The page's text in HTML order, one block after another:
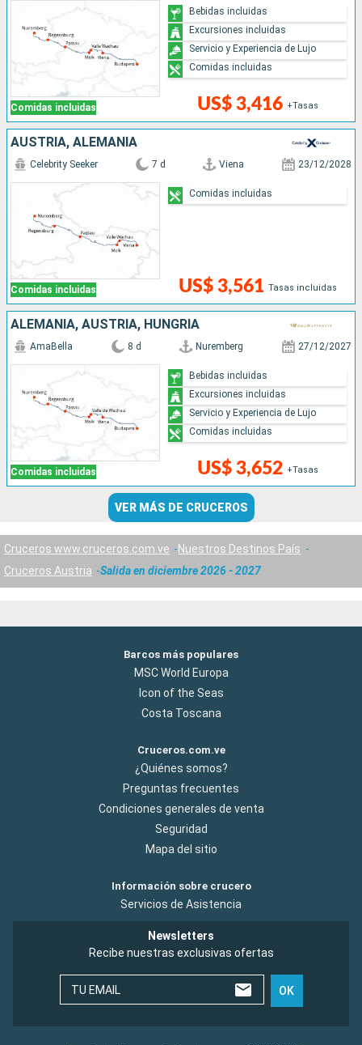
Comidas incluidas US$ 3,416 +Tasas
Bebidas incluidas
Excursiones incluidas
Servicio y Experiencia de Lujo
Comidas incluidas
AUSTRIA, ALEMANIA
Comidas incluidas
Celebrity Seeker 7 d Viena 23/12/2028
US$ 3,561 Tasas incluidas
Comidas incluidas
ALEMANIA, AUSTRIA, HUNGRÍA
Comidas incluidas
AmaBella 8 d Nuremberg 27/12/2027
US$ 3,652 +Tasas
Bebidas incluidas
Excursiones incluidas
Servicio y Experiencia de Lujo
Comidas incluidas
VER MÁS DE CRUCEROS
Cruceros www.cruceros.com.ve
Nuestros Destinos País
Cruceros Austria
Salida en diciembre 2026 - 2027
Barcos más populares
MSC World Europa
Icon of the Seas
Costa Toscana
Cruceros.com.ve
¿Quiénes somos?
Preguntas frecuentes
Condiciones generales de venta
Seguridad
Mapa del sitio
Información sobre crucero
Servicios de Asistencia
Newsletters
Recibe nuestras exclusivas ofertas
TU EMAIL OK